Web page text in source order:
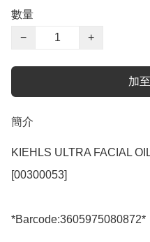
數量
−
+
加
簡介
KIEHLS ULTRA FACIAL
[00300053]
*Barcode:3605975080872*